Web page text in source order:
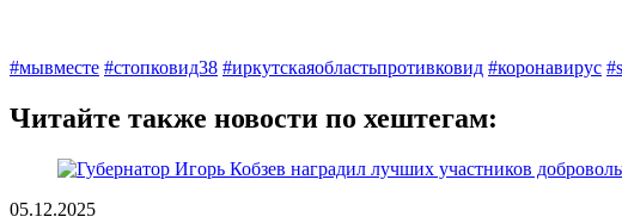
#мывместе #стопковид38 #иркутскаяобластьпротивковид #коронавирус
Читайте также новости по хештегам:
05.12.2025